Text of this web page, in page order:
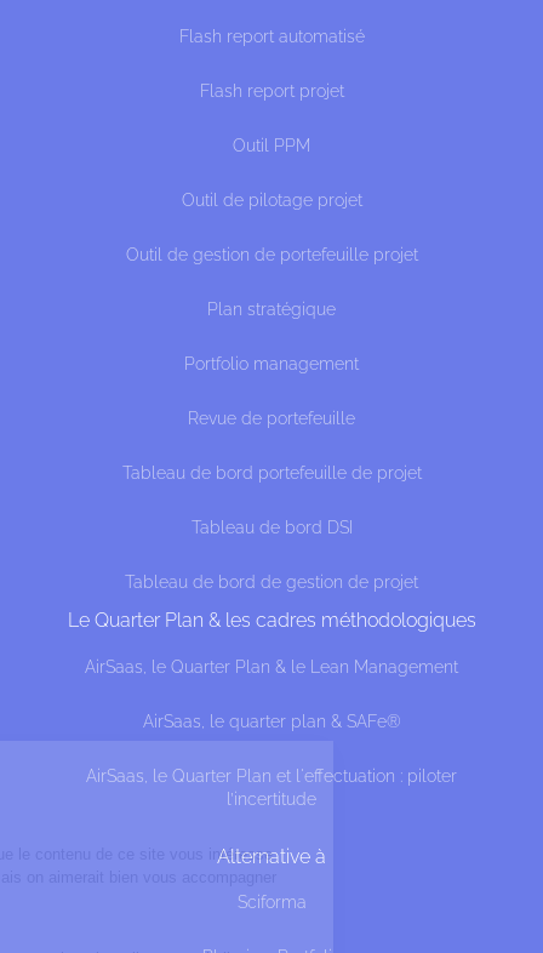
c'est nous...
attendu d'être sûrs que le contenu de ce site vous intéresse
Flash report automatisé
Flash report projet
Outil PPM
Outil de pilotage projet
Outil de gestion de portefeuille projet
Plan stratégique
Portfolio management
Revue de portefeuille
Tableau de bord portefeuille de projet
Tableau de bord DSI
Tableau de bord de gestion de projet
Le Quarter Plan & les cadres méthodologiques
AirSaas, le Quarter Plan & le Lean Management
AirSaas, le quarter plan & SAFe®
AirSaas, le Quarter Plan et l'effectuation : piloter
l’incertitude
Alternative à
Sciforma